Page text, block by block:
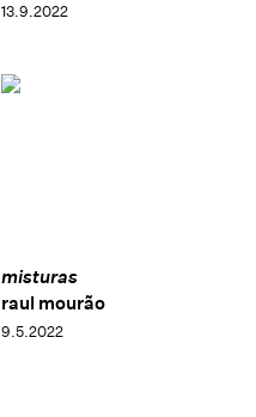
13.9.2022
misturas
raul mourão
9.5.2022